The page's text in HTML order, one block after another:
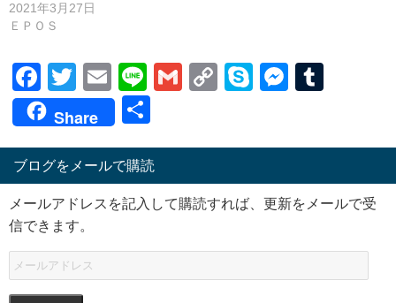
2021年3月27日
ＥＰＯＳ
Facebook
Twitter
EmailLineGmailCopySkype
Share
ブログをメールで購読
メールアドレスを記入して購読すれば、更新をメールで受
信できます。